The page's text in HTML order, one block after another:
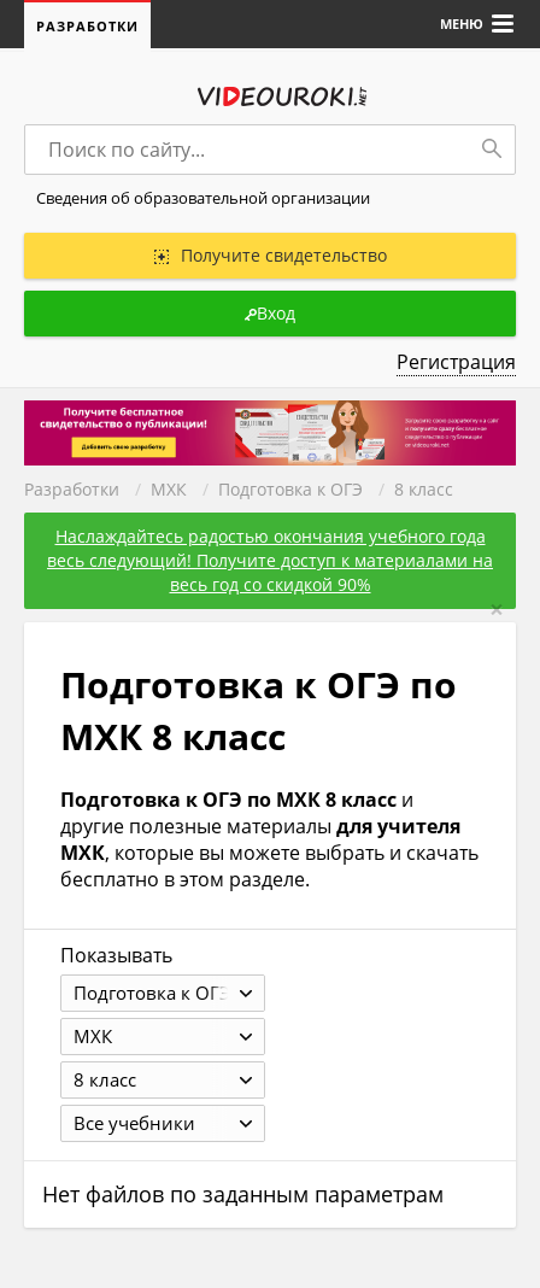
МЕНЮ
РАЗРАБОТКИ
Сведения об образовательной организации
Получите свидетельство
Вход
Регистрация
Разработки / МХК / Подготовка к ОГЭ / 8 класс
Наслаждайтесь радостью окончания учебного года
весь следующий! Получите доступ к материалами на
весь год со скидкой 90%
×
Подготовка к ОГЭ по
МХК 8 класс
Подготовка к ОГЭ по МХК 8 класс и
другие полезные материалы для учителя
МХК, которые вы можете выбрать и скачать
бесплатно в этом разделе.
Показывать
Подготовка к ОГЭ
МХК
8 класс
Все учебники
Нет файлов по заданным параметрам